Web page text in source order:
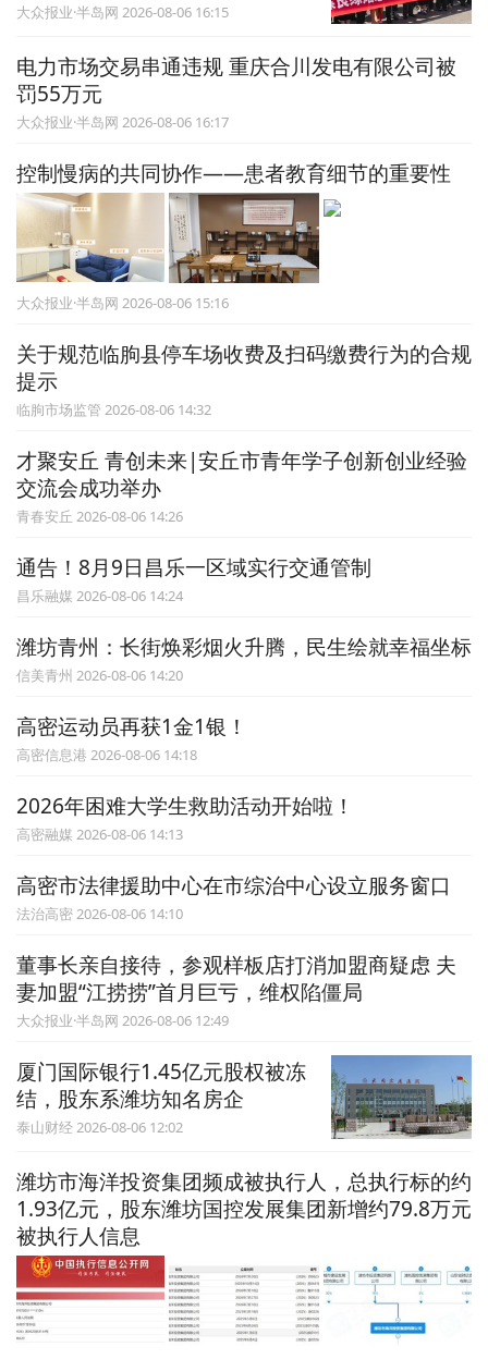
大众报业·半岛网 2026-08-06 16:15
电力市场交易串通违规 重庆合川发电有限公司被
罚55万元
大众报业·半岛网 2026-08-06 16:17
控制慢病的共同协作——患者教育细节的重要性
大众报业·半岛网 2026-08-06 15:16
关于规范临朐县停车场收费及扫码缴费行为的合规
提示
临朐市场监管 2026-08-06 14:32
才聚安丘 青创未来|安丘市青年学子创新创业经验
交流会成功举办
青春安丘 2026-08-06 14:26
通告！8月9日昌乐一区域实行交通管制
昌乐融媒 2026-08-06 14:24
潍坊青州：长街焕彩烟火升腾，民生绘就幸福坐标
信美青州 2026-08-06 14:20
高密运动员再获1金1银！
高密信息港 2026-08-06 14:18
2026年困难大学生救助活动开始啦！
高密融媒 2026-08-06 14:13
高密市法律援助中心在市综治中心设立服务窗口
法治高密 2026-08-06 14:10
董事长亲自接待，参观样板店打消加盟商疑虑 夫
妻加盟“江捞捞”首月巨亏，维权陷僵局
大众报业·半岛网 2026-08-06 12:49
厦门国际银行1.45亿元股权被冻
结，股东系潍坊知名房企
泰山财经 2026-08-06 12:02
潍坊市海洋投资集团频成被执行人，总执行标的约
1.93亿元，股东潍坊国控发展集团新增约79.8万元
被执行人信息